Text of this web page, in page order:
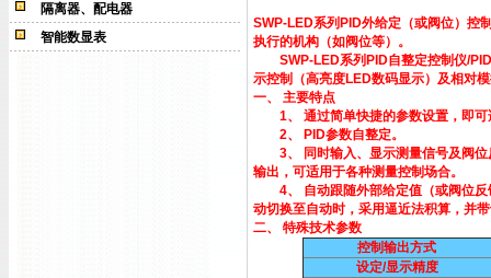
隔离器、配电器
智能数显表
SWP-LED系列PID外给定（或阀位）控
执行的机构（如阀位等）。
SWP-LED系列PID自整定控制仪/PID
示控制（高亮度LED数码显示）及相对
一、 主要特点
1、 通过简单快捷的参数设置，即可
2、 PID参数自整定。
3、 同时输入、显示测量信号及阀位
输出，可适用于各种测量控制场合。
4、 自动跟随外部给定值（或阀位反
动切换至自动时，采用逼近法积算，并
二、 特殊技术参数
控制输出方式
设定/显示精度